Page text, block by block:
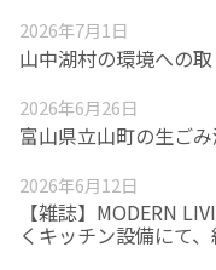
2026年7月1日
山中湖村の環境への
2026年6月26日
富山県立山町の生ご
2026年6月12日
【雑誌】MODERN
くキッチン設備にて